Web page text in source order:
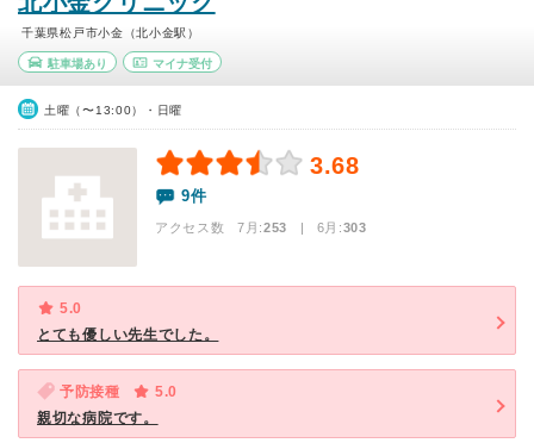
千葉県松戸市小金（北小金駅）
駐車場あり マイナ受付
土曜（〜13:00）・日曜
3.68
9件
アクセス数 7月:253 | 6月:303
5.0
とても優しい先生でした。
予防接種
5.0
親切な病院です。